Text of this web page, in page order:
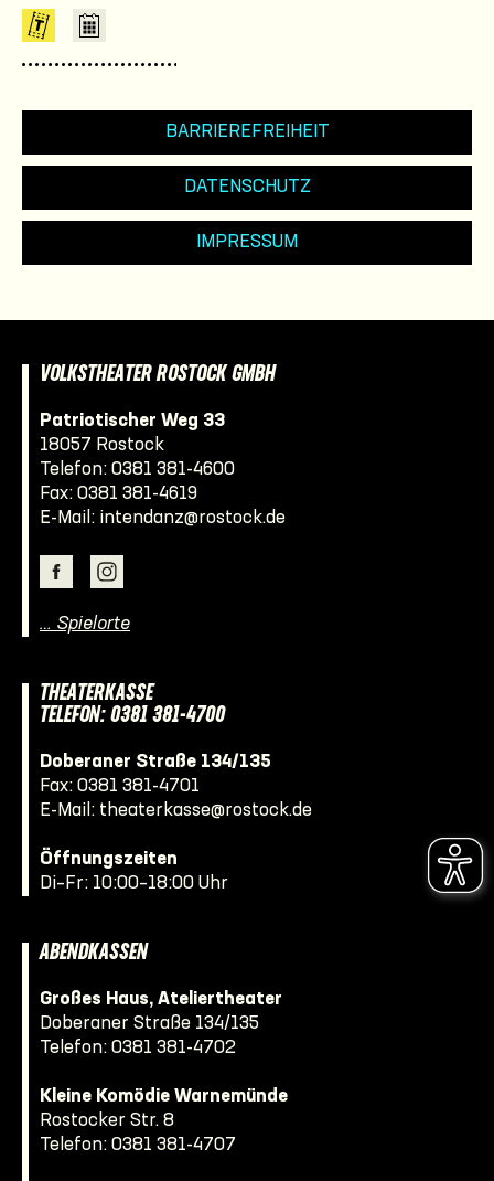
BARRIEREFREIHEIT
DATENSCHUTZ
IMPRESSUM
VOLKSTHEATER ROSTOCK GMBH
Patriotischer Weg 33
18057 Rostock
Telefon: 0381 381-4600
Fax: 0381 381-4619
E-Mail: intendanz@rostock.de
… Spielorte
THEATERKASSE
TELEFON: 0381 381-4700
Doberaner Straße 134/135
Fax: 0381 381-4701
E-Mail: theaterkasse@rostock.de
Öffnungszeiten
Di–Fr: 10:00–18:00 Uhr
ABENDKASSEN
Großes Haus, Ateliertheater
Doberaner Straße 134/135
Telefon: 0381 381-4702
Kleine Komödie Warnemünde
Rostocker Str. 8
Telefon: 0381 381-4707